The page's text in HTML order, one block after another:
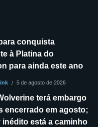
conquista
à Platina do
para ainda este ano
5 de agosto de 2026
terá embargo
encerrado em agosto;
inédito está a caminho